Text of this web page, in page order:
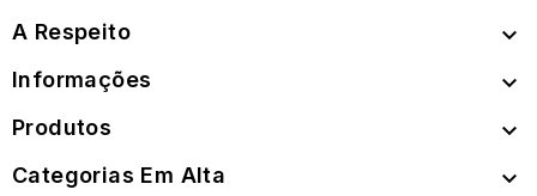
A Respeito 
Informações 
Produtos 
Categorias Em Alta 